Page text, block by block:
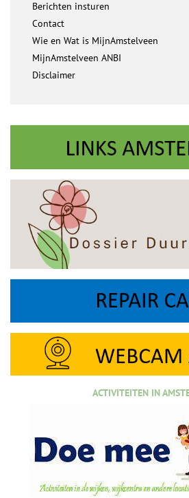
Berichten insturen
Contact
Wie en Wat is MijnAmstelveen
MijnAmstelveen ANBI
Disclaimer
ACTIVITEITEN IN